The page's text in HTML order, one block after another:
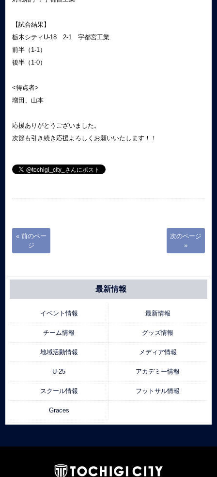
【試合結果】
栃木シティU-18 2-1 宇都宮工業
前半（1-1）
後半（1-0）
<得点者>
増田、山本
応援ありがとうございました。
次節も引き続き応援よろしくお願いいたします！！
« 前のペー
ジ
次のページ
»
最新情報
イベント情報 最新情報
チーム情報 グッズ情報
地域活動情報 メディア情報
U-25 アカデミー情報
スクール情報 フットサル情報
Graces